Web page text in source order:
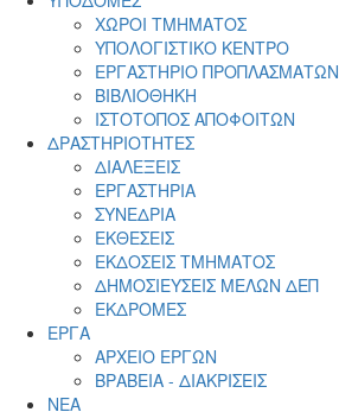
ΧΩΡΟΙ ΤΜΗΜΑΤΟΣ
ΥΠΟΛΟΓΙΣΤΙΚΟ ΚΕΝΤΡΟ
ΕΡΓΑΣΤΗΡΙΟ ΠΡΟΠΛΑΣΜΑΤΩΝ
ΒΙΒΛΙΟΘΗΚΗ
ΙΣΤΟΤΟΠΟΣ ΑΠΟΦΟΙΤΩΝ
ΔΡΑΣΤΗΡΙΟΤΗΤΕΣ
ΔΙΑΛΕΞΕΙΣ
ΕΡΓΑΣΤΗΡΙΑ
ΣΥΝΕΔΡΙΑ
ΕΚΘΕΣΕΙΣ
ΕΚΔΟΣΕΙΣ ΤΜΗΜΑΤΟΣ
ΔΗΜΟΣΙΕΥΣΕΙΣ ΜΕΛΩΝ ΔΕΠ
ΕΚΔΡΟΜΕΣ
ΕΡΓΑ
ΑΡΧΕΙΟ ΕΡΓΩΝ
ΒΡΑΒΕΙΑ - ΔΙΑΚΡΙΣΕΙΣ
ΝΕΑ